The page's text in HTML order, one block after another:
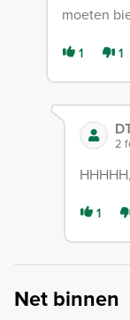
moeten
1 1
2
1
Net binnen